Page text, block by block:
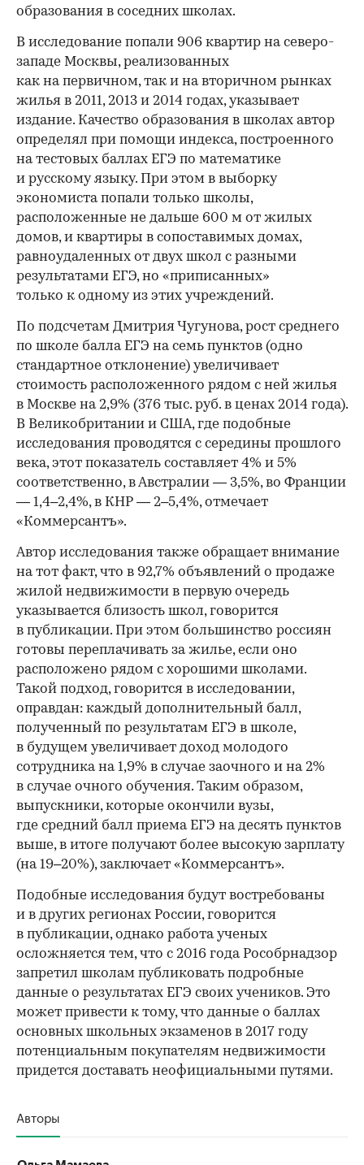
образования в соседних школах.
В исследование попали 906 квартир на северо-
западе Москвы, реализованных
как на первичном, так и на вторичном рынках
жилья в 2011, 2013 и 2014 годах, указывает
издание. Качество образования в школах автор
определял при помощи индекса, построенного
на тестовых баллах ЕГЭ по математике
и русскому языку. При этом в выборку
экономиста попали только школы,
расположенные не дальше 600 м от жилых
домов, и квартиры в сопоставимых домах,
равноудаленных от двух школ с разными
результатами ЕГЭ, но «приписанных»
только к одному из этих учреждений.
По подсчетам Дмитрия Чугунова, рост среднего
по школе балла ЕГЭ на семь пунктов (одно
стандартное отклонение) увеличивает
стоимость расположенного рядом с ней жилья
в Москве на 2,9% (376 тыс. руб. в ценах 2014 года).
В Великобритании и США, где подобные
исследования проводятся с середины прошлого
века, этот показатель составляет 4% и 5%
соответственно, в Австралии — 3,5%, во Франции
— 1,4–2,4%, в КНР — 2–5,4%, отмечает
«Коммерсантъ».
Автор исследования также обращает внимание
на тот факт, что в 92,7% объявлений о продаже
жилой недвижимости в первую очередь
указывается близость школ, говорится
в публикации. При этом большинство россиян
готовы переплачивать за жилье, если оно
расположено рядом с хорошими школами.
Такой подход, говорится в исследовании,
оправдан: каждый дополнительный балл,
полученный по результатам ЕГЭ в школе,
в будущем увеличивает доход молодого
сотрудника на 1,9% в случае заочного и на 2%
в случае очного обучения. Таким образом,
выпускники, которые окончили вузы,
где средний балл приема ЕГЭ на десять пунктов
выше, в итоге получают более высокую зарплату
(на 19–20%), заключает «Коммерсантъ».
Подобные исследования будут востребованы
и в других регионах России, говорится
в публикации, однако работа ученых
осложняется тем, что с 2016 года Рособрнадзор
запретил школам публиковать подробные
данные о результатах ЕГЭ своих учеников. Это
может привести к тому, что данные о баллах
основных школьных экзаменов в 2017 году
потенциальным покупателям недвижимости
придется доставать неофициальными путями.
Авторы